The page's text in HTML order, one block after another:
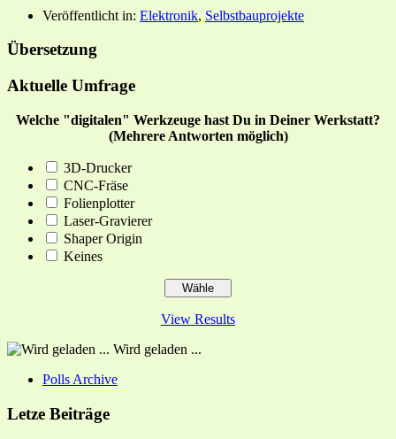
Veröffentlicht in: Elektronik, Selbstbauprojekte
Übersetzung
Aktuelle Umfrage
Welche "digitalen" Werkzeuge hast Du in Deiner Werkstatt?
(Mehrere Antworten möglich)
3D-Drucker
CNC-Fräse
Folienplotter
Laser-Gravierer
Shaper Origin
Keines
View Results
Wird geladen ...
Polls Archive
Letze Beiträge